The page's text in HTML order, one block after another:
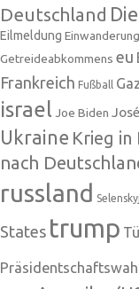
Deutschland
Eilmeldung
Getreideabkommens eu
Frankreich Fußball
israel Joe Biden
Ukraine Krieg in
nach
russland Selenskyj
States trump